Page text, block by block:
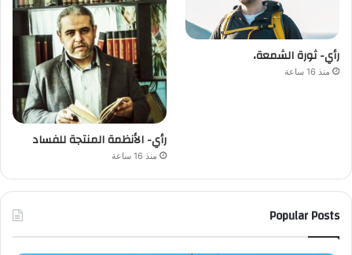
رأي- ثورة الشمعة،
منذ 16 ساعة
رأي- الأنظمة المنتجة للفساد
منذ 16 ساعة
Popular Posts